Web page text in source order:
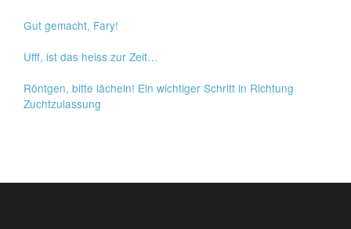
Gut gemacht, Fary!
Ufff, ist das heiss zur Zeit…
Röntgen, bitte lächeln! Ein wichtiger Schritt in Richtung
Zuchtzulassung